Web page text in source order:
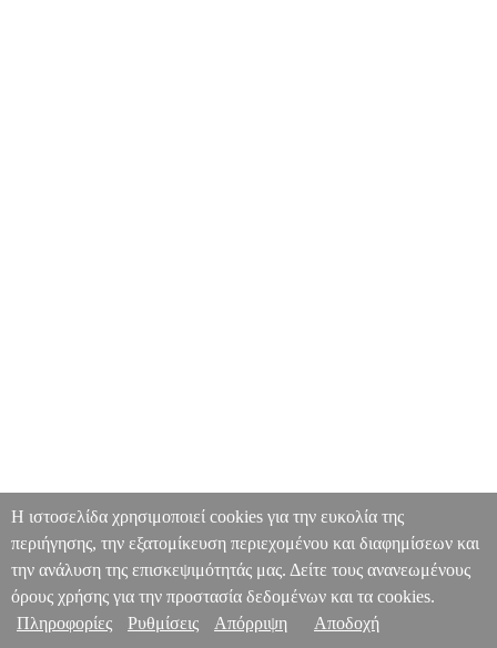
Η ιστοσελίδα χρησιμοποιεί cookies για την ευκολία της
περιήγησης, την εξατομίκευση περιεχομένου και διαφημίσεων και
την ανάλυση της επισκεψιμότητάς μας. Δείτε τους ανανεωμένους
όρους χρήσης για την προστασία δεδομένων και τα cookies.
Πληροφορίες
Ρυθμίσεις Απόρριψη Αποδοχή